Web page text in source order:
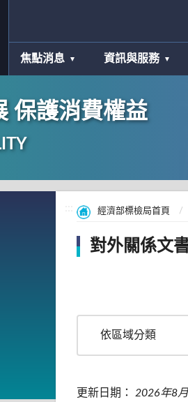
焦點消息 資訊與服務
保護消費權益
經濟部標檢局首頁
對外關係文
依區域分類
更新日期： 2026年8